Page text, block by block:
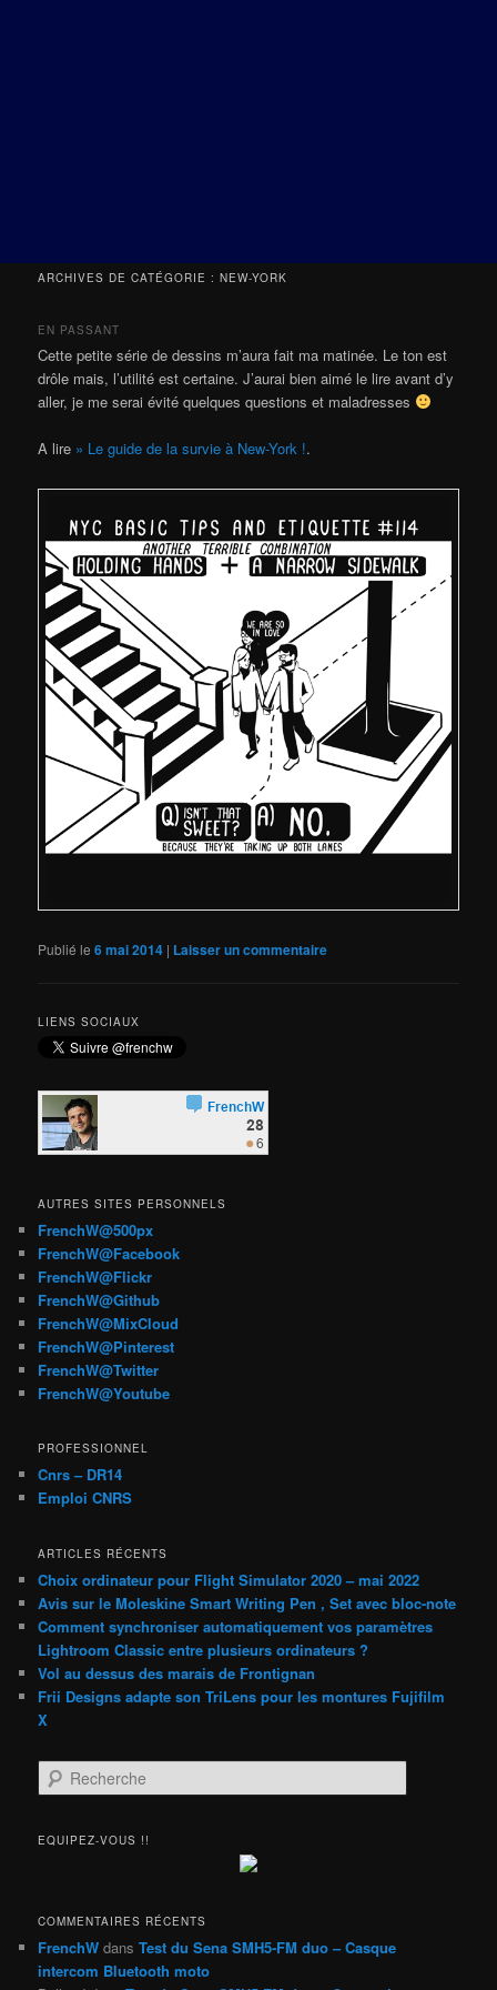
ARCHIVES DE CATÉGORIE :NEW-YORK
EN PASSANT
Cette petite série de dessins m’aura fait ma matinée. Le ton est
drôle mais, l’utilité est certaine. J’aurai bien aimé le lire avant d’y
aller, je me serai évité quelques questions et maladresses
A lire » Le guide de la survie à New-York !.
Publié le6 mai 2014 | Laisser un commentaire
LIENS SOCIAUX
AUTRES SITES PERSONNELS
FrenchW@500px
FrenchW@Facebook
FrenchW@Flickr
FrenchW@Github
FrenchW@MixCloud
FrenchW@Pinterest
FrenchW@Twitter
FrenchW@Youtube
PROFESSIONNEL
Cnrs – DR14
Emploi CNRS
ARTICLES RÉCENTS
Choix ordinateur pour Flight Simulator 2020 – mai 2022
Avis sur le Moleskine Smart Writing Pen , Set avec bloc-note
Comment synchroniser automatiquement vos paramètres
Lightroom Classic entre plusieurs ordinateurs ?
Vol au dessus des marais de Frontignan
Frii Designs adapte son TriLens pour les montures Fujifilm
X
e
h
h
e
EQUIPEZ-VOUS !!
COMMENTAIRES RÉCENTS
FrenchW dansTest du Sena SMH5-FM duo – Casque
intercom Bluetooth moto